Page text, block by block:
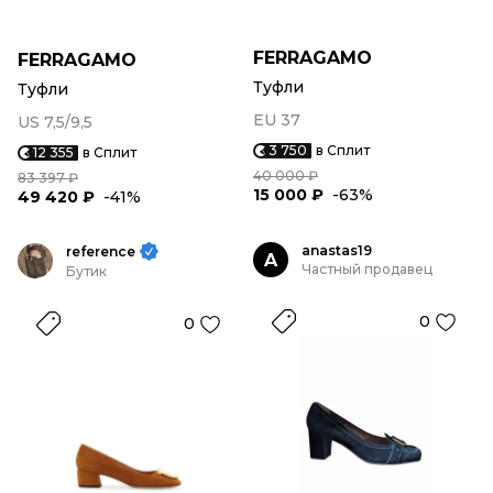
FERRAGAMO
Туфли
US 7,5/9,5
12 355 в Сплит
83 397 ₽
49 420 ₽ -41%
FERRAGAMO
Туфли
EU 37
3 750 в Сплит
40 000 ₽
15 000 ₽ -63%
reference
Бутик
0
A
anastas19
Частный продавец
0